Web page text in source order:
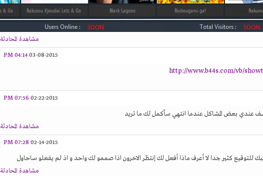
مشاهدة المحادثة
03-08-2015
04:14 PM
http://www.b44s.com/vb/
02-22-2015
07:56 PM
عندي بعض المشاكل عندما انتهي سأكمل لك ما تريد
مشاهدة المحادثة
02-14-2015
07:28 PM
للتوقيع كثير جدا لا أعرف ماذا أفعل لك إنتظر الاخرون اذا صممو لك واحد و اذ لم يفعلو ساحاول
مشاهدة المحادثة